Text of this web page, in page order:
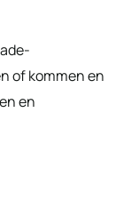
of kommen en
en